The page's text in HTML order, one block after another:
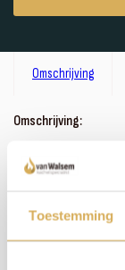
Toestemming
Omschrijving
Omschrijving:
het bijhouden van
persoonlijk contact en
glimlach (en een kop